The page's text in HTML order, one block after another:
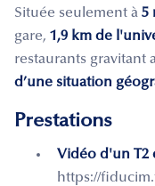
Située seulement à 5
gare, 1,9 km de
restaurants gravitant
d’une situation
Prestations
Vidéo d'un T2
https://